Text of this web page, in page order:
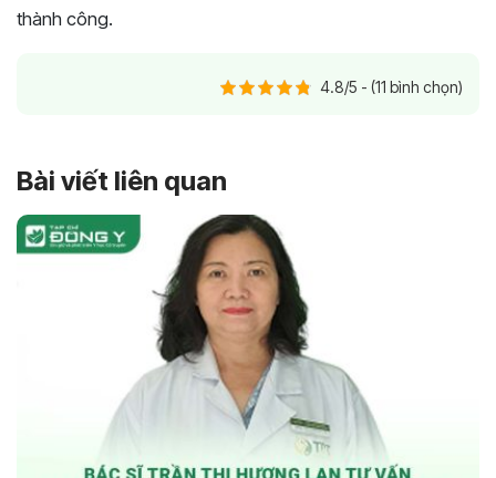
thành công.
4.8/5 - (11 bình chọn)
Bài viết liên quan